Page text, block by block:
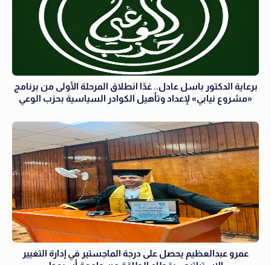
برعاية الدكتور باسل عادل.. غدًا انطلاق المرحلة الأولى من برنامج
«مشروع نيابي» لإعداد وتأهيل الكوادر السياسية بحزب الوعي
عمرو عبدالعظيم يحصل على درجة الماجستير في إدارة التغيير